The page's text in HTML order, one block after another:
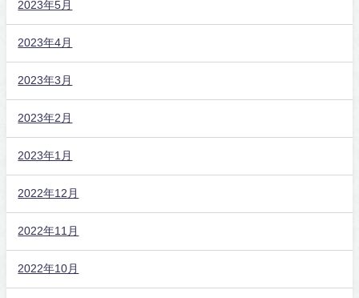
2023年5月
2023年4月
2023年3月
2023年2月
2023年1月
2022年12月
2022年11月
2022年10月